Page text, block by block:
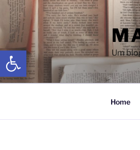
Abrir a barra de
Um
Home